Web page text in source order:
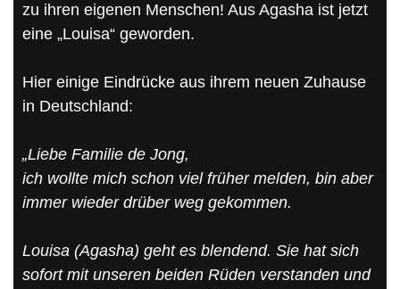
zu ihren eigenen Menschen! Aus Agasha ist jetzt
eine „Louisa“ geworden.
Hier einige Eindrücke aus ihrem neuen Zuhause
in Deutschland:
„Liebe Familie de Jong,
ich wollte mich schon viel früher melden, bin aber
immer wieder drüber weg gekommen.
Louisa (Agasha) geht es blendend. Sie hat sich
sofort mit unseren beiden Rüden verstanden und